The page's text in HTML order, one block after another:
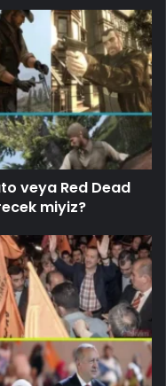
veya Red Dead
miyiz?